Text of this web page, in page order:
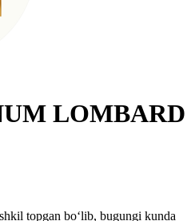
LOMBARD
topgan bo‘lib, bugungi kunda